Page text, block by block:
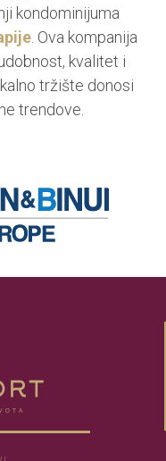
kondominijuma
. Ova kompanija
kvalitet i
tržište donosi
trendove.